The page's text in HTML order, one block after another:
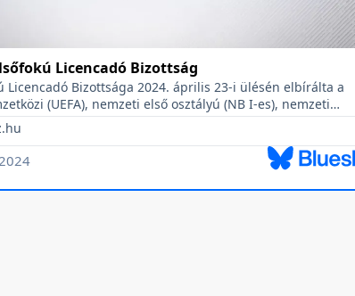
média, adatvédelem”